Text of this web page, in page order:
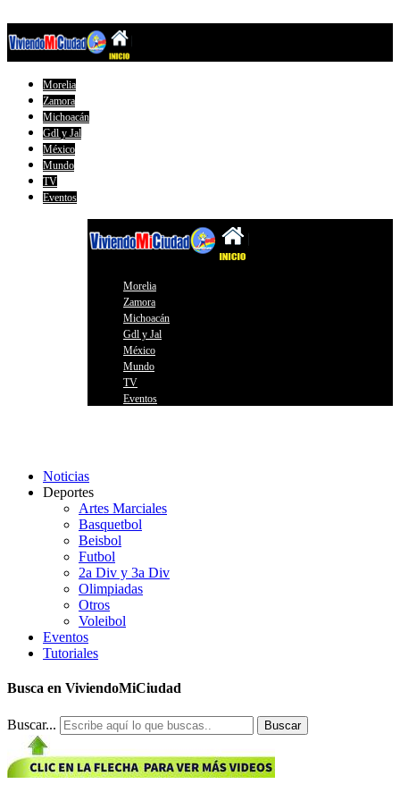
Morelia
Zamora
Michoacán
Gdl y Jal
México
Mundo
TV
Eventos
Morelia
Zamora
Michoacán
Gdl y Jal
México
Mundo
TV
Eventos
Noticias
Deportes
Artes Marciales
Basquetbol
Beisbol
Futbol
2a Div y 3a Div
Olimpiadas
Otros
Voleibol
Eventos
Tutoriales
Busca en ViviendoMiCiudad
Buscar... Buscar